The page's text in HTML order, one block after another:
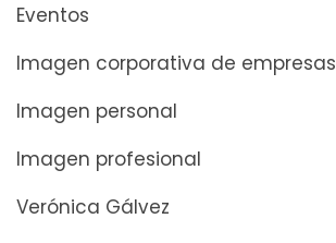
Eventos
Imagen corporativa de empresas
Imagen personal
Imagen profesional
Verónica Gálvez